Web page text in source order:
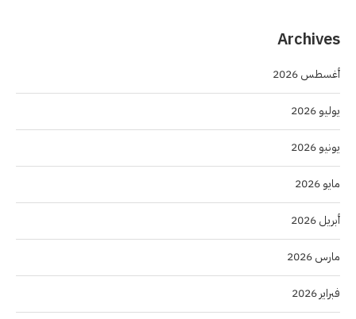
Archives
أغسطس 2026
يوليو 2026
يونيو 2026
مايو 2026
أبريل 2026
مارس 2026
فبراير 2026